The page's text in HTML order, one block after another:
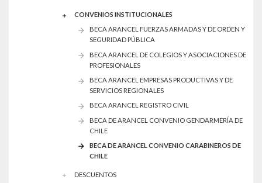
CONVENIOS INSTITUCIONALES
BECA ARANCEL FUERZAS ARMADAS Y DE ORDEN Y
SEGURIDAD PÚBLICA
BECA ARANCEL DE COLEGIOS Y ASOCIACIONES DE
PROFESIONALES
BECA ARANCEL EMPRESAS PRODUCTIVAS Y DE
SERVICIOS REGIONALES
BECA ARANCEL REGISTRO CIVIL
BECA DE ARANCEL CONVENIO GENDARMERÍA DE
CHILE
BECA DE ARANCEL CONVENIO CARABINEROS DE
CHILE
DESCUENTOS